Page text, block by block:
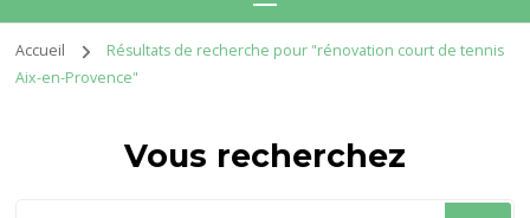
Accueil
Résultats de recherche pour "rénovation court de tennis
Aix-en-Provence"
Vous recherchez